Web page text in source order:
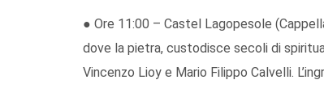
● Ore 11:00 – Castel Lagopesole
dove la pietra, custodisce secoli di
Vincenzo Lioy e Mario Filippo Calvelli.